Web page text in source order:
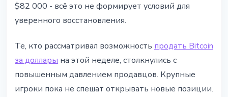
$82 000 - всё это не формирует условий для
уверенного восстановления.
Те, кто рассматривал возможность продать Bitcoin
за доллары на этой неделе, столкнулись с
повышенным давлением продавцов. Крупные
игроки пока не спешат открывать новые позиции.